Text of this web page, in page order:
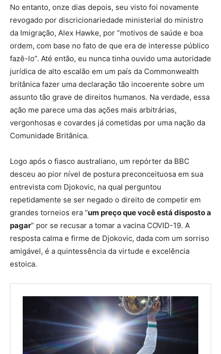
No entanto, onze dias depois, seu visto foi novamente
revogado por discricionariedade ministerial do ministro
da Imigração, Alex Hawke, por “motivos de saúde e boa
ordem, com base no fato de que era de interesse público
fazê-lo”. Até então, eu nunca tinha ouvido uma autoridade
jurídica de alto escalão em um país da Commonwealth
britânica fazer uma declaração tão incoerente sobre um
assunto tão grave de direitos humanos. Na verdade, essa
ação me parece uma das ações mais arbitrárias,
vergonhosas e covardes já cometidas por uma nação da
Comunidade Britânica.
Logo após o fiasco australiano, um repórter da BBC
desceu ao pior nível de postura preconceituosa em sua
entrevista com Djokovic, na qual perguntou
repetidamente se ser negado o direito de competir em
grandes torneios era “um preço que você está disposto a
pagar” por se recusar a tomar a vacina COVID-19. A
resposta calma e firme de Djokovic, dada com um sorriso
amigável, é a quintessência da virtude e excelência
estoica.